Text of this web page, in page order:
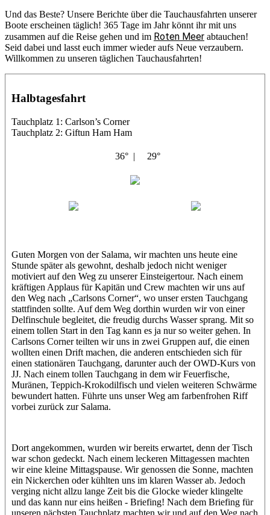
Und das Beste? Unsere Berichte über die Tauchausfahrten unserer
Boote erscheinen täglich! 365 Tage im Jahr könnt ihr mit uns
zusammen auf die Reise gehen und im Roten Meer abtauchen!
Seid dabei und lasst euch immer wieder aufs Neue verzaubern.
Willkommen zu unseren täglichen Tauchausfahrten!
Halbtagesfahrt
Tauchplatz 1: Carlson’s Corner
Tauchplatz 2: Giftun Ham Ham
36° | 29°
Guten Morgen von der Salama, wir machten uns heute eine
Stunde später als gewohnt, deshalb jedoch nicht weniger
motiviert auf den Weg zu unserer Einsteigertour. Nach einem
kräftigen Applaus für Kapitän und Crew machten wir uns auf
den Weg nach „Carlsons Corner“, wo unser ersten Tauchgang
stattfinden sollte. Auf dem Weg dorthin wurden wir von einer
Delfinschule begleitet, die freudig durchs Wasser sprang. Mit so
einem tollen Start in den Tag kann es ja nur so weiter gehen. In
Carlsons Corner teilten wir uns in zwei Gruppen auf, die einen
wollten einen Drift machen, die anderen entschieden sich für
einen stationären Tauchgang, darunter auch der OWD-Kurs von
JJ. Nach einem tollen Tauchgang in dem wir Feuerfische,
Muränen, Teppich-Krokodilfisch und vielen weiteren Schwärme
bewundert hatten. Führte uns unser Weg am farbenfrohen Riff
vorbei zurück zur Salama.
Dort angekommen, wurden wir bereits erwartet, denn der Tisch
war schon gedeckt. Nach einem leckeren Mittagessen machten
wir eine kleine Mittagspause. Wir genossen die Sonne, machten
ein Nickerchen oder kühlten uns im klaren Wasser ab. Jedoch
verging nicht allzu lange Zeit bis die Glocke wieder klingelte
und das kann nur eins heißen - Briefing! Nach dem Briefing für
unseren nächsten Tauchplatz machten wir und auf den Weg nach